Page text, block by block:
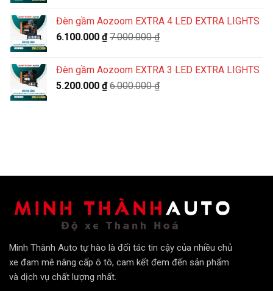
Đèn gầm Aozoom EXTRA 4 LED EXTRA LIGHTS
6.100.000 ₫ 7.000.000₫
Đèn gầm Aozoom EXTRA 3 LED EXTRA LIGHTS
5.200.000 ₫ 6.000.000₫
Minh Thành Auto tự hào là đối tác tin cậy của nhiều chủ
xe đam mê nâng cấp ô tô, cam kết đem đến sản phẩm
và dịch vụ chất lượng nhất.